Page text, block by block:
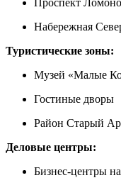
Проспект
Набережная
Туристические зоны:
Музей «Малые
Гостиные дворы
Район Старый
Деловые центры:
Бизнес-центры